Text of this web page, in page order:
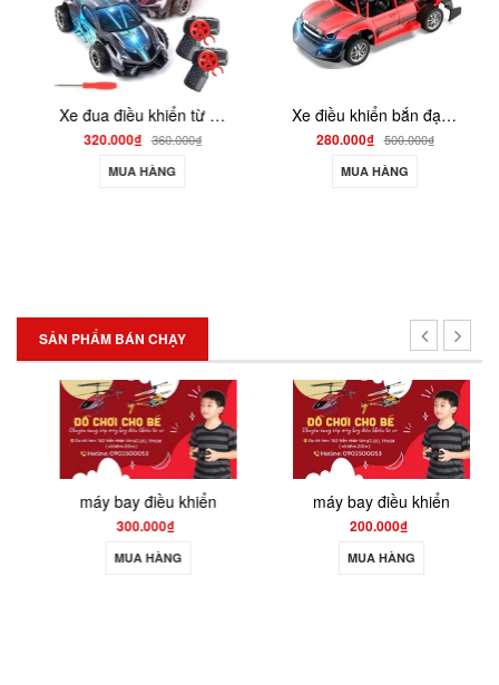
Xe đua điều khiển từ xa tốc độ 25km sóng xa 2.4ghz pin sạc mạnh F999
320.000₫ 360.000₫
MUA HÀNG
Xe điều khiển bắn đạn thạch pin sạc XBD555
280.000₫ 500.000₫
MUA HÀNG
SẢN PHẨM BÁN CHẠY
máy bay điều khiển
300.000₫
MUA HÀNG
máy bay điều khiển
200.000₫
MUA HÀNG